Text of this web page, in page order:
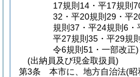
17規則14・平17規則
32・平20規則29・平
規則37・平24規則6・
平27規則35・平29規
令6規則51・一部改正)
(出納員及び現金取扱員)
第3条
本市に、地方自治法(昭